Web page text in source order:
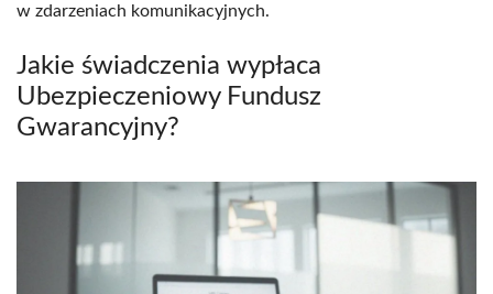
w zdarzeniach komunikacyjnych.
Jakie świadczenia wypłaca
Ubezpieczeniowy Fundusz
Gwarancyjny?